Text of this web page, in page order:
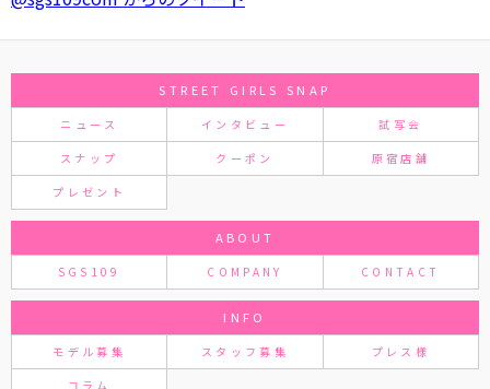
STREET GIRLS SNAP
ニュース インタビュー 試写会
スナップ クーポン 原宿店舗
プレゼント
ABOUT
SGS109 COMPANY CONTACT
INFO
モデル募集 スタッフ募集 プレス様
コラム